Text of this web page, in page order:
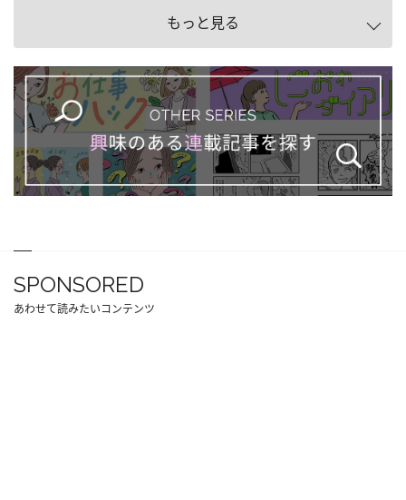
もっと見る
SPONSORED
あわせて読みたいコンテンツ